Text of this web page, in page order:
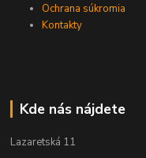
Ochrana súkromia
Kontakty
Kde nás nájdete
Lazaretská 11